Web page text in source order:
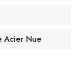
Acier Nue